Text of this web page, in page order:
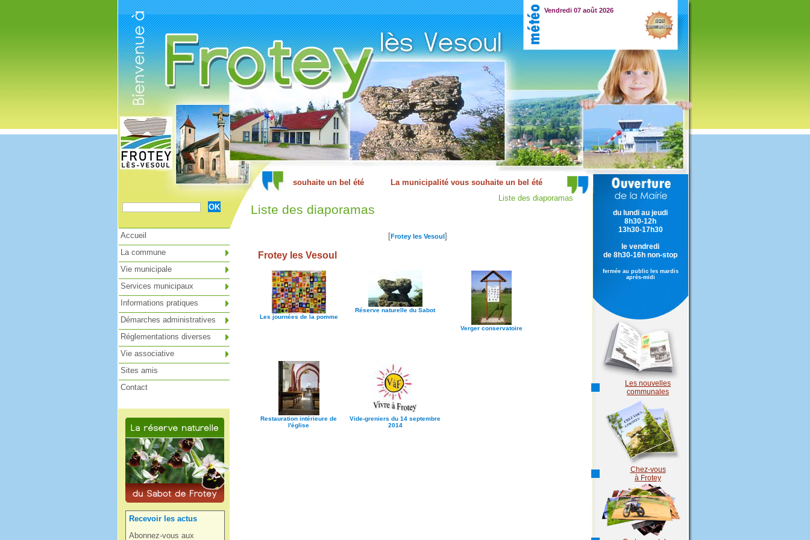
Vendredi 07 août 2026
Recevoir les actus
Abonnez-vous aux
Liste des diaporamas
Liste des diaporamas
[Frotey les Vesoul ]
Frotey les Vesoul
Les journées de la pomme
Réserve naturelle du Sabot
Verger conservatoire
Restauration intérieure de
l'église
Vide-greniers du 14 septembre
2014
du lundi au jeudi
8h30-12h
13h30-17h30
le vendredi
de 8h30-16h non-stop
fermée au public les mardis
après-midi
Les nouvelles
communales
Chez-vous
à Frotey
Accueil
La commune
Vie municipale
Services municipaux
Informations pratiques
Démarches administratives
Réglementations diverses
Vie associative
Sites amis
Contact